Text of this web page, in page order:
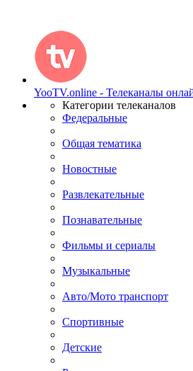
YooTV.online - Телеканалы
Категории телеканалов
Федеральные
Общая тематика
Новостные
Развлекательные
Познавательные
Фильмы и сериалы
Музыкальные
Авто/Мото транспорт
Спортивные
Детские